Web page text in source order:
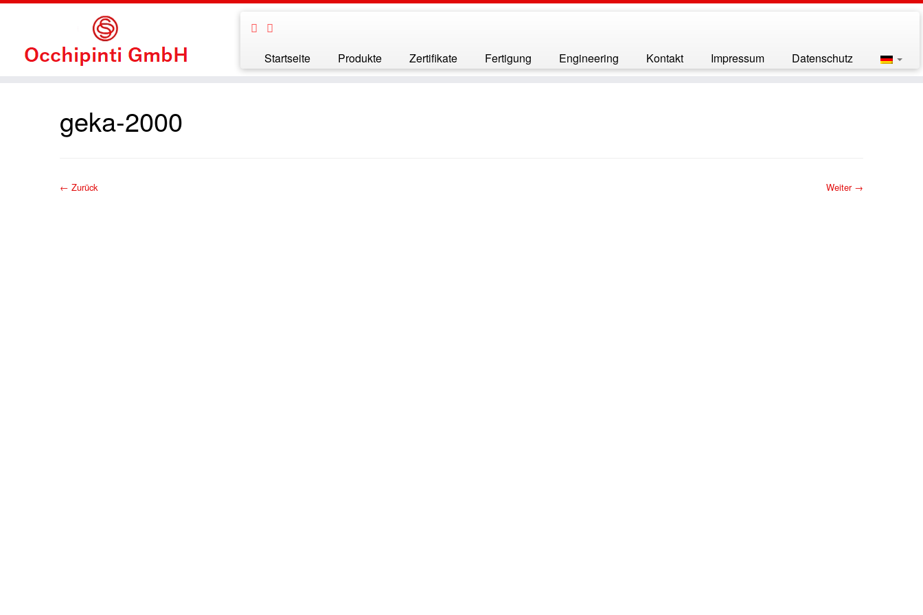
Startseite Produkte Zertifikate Fertigung Engineering Kontakt Impressum Datenschutz
geka-2000
← Zurück Weiter →